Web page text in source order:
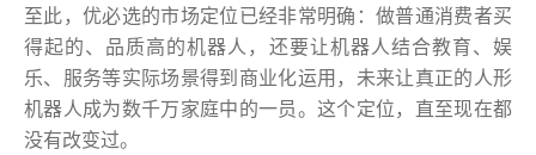
至此，优必选的市场定位已经非常明确：做普通消费者买
得起的、品质高的机器人，还要让机器人结合教育、娱
乐、服务等实际场景得到商业化运用，未来让真正的人形
机器人成为数千万家庭中的一员。这个定位，直至现在都
没有改变过。